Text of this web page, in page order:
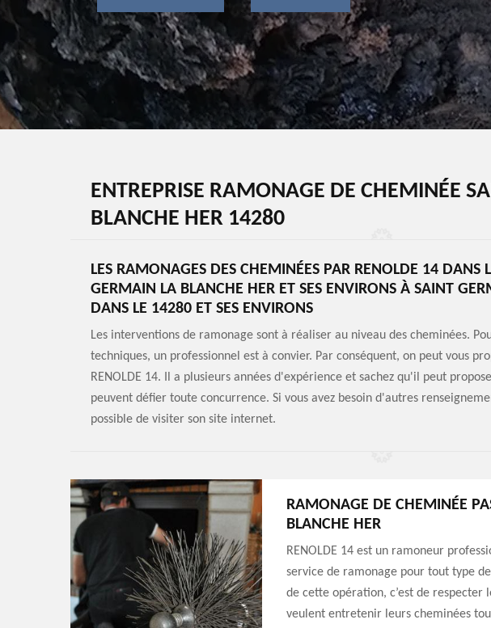
ENTREPRISE RAMONAGE DE CHEMINÉE
BLANCHE HER 14280
LES RAMONAGES DES CHEMINÉES PAR RENOLDE 14 DANS
GERMAIN LA BLANCHE HER ET SES ENVIRONS À SAINT
DANS LE 14280 ET SES ENVIRONS
Les interventions de ramonage sont à réaliser au niveau des cheminées.
techniques, un professionnel est à convier. Par conséquent, on peut vous
RENOLDE 14. Il a plusieurs années d'expérience et sachez qu'il peut
peuvent défier toute concurrence. Si vous avez besoin d'autres
possible de visiter son site internet.
RAMONAGE DE CHEMINÉE
BLANCHE HER
RENOLDE 14 est un ramoneur
service de ramonage pour tout type
de cette opération, c’est de respecter
veulent entretenir leurs cheminées